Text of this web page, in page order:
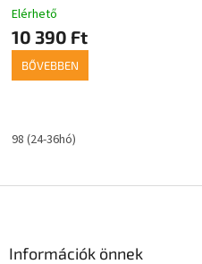
Elérhető
10 390 Ft
BŐVEBBEN
98 (24-36hó)
Információk önnek